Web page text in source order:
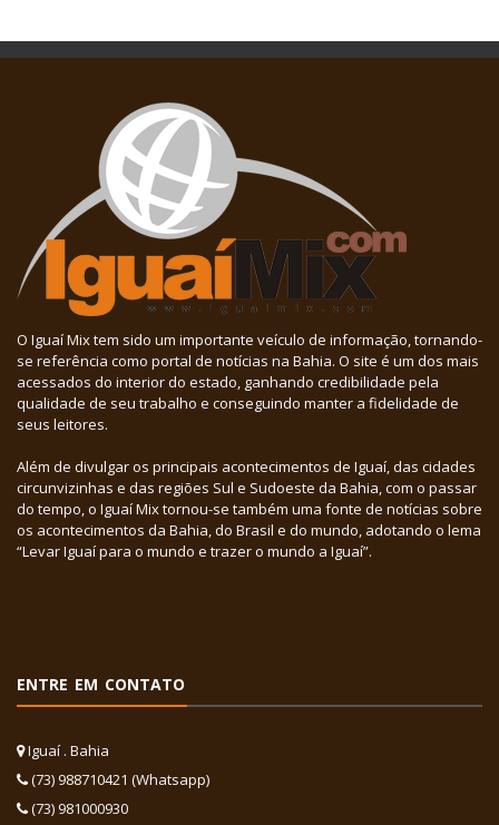
O Iguaí Mix tem sido um importante veículo de informação, tornando-
se referência como portal de notícias na Bahia. O site é um dos mais
acessados do interior do estado, ganhando credibilidade pela
qualidade de seu trabalho e conseguindo manter a fidelidade de
seus leitores.
Além de divulgar os principais acontecimentos de Iguaí, das cidades
circunvizinhas e das regiões Sul e Sudoeste da Bahia, com o passar
do tempo, o Iguaí Mix tornou-se também uma fonte de notícias sobre
os acontecimentos da Bahia, do Brasil e do mundo, adotando o lema
“Levar Iguaí para o mundo e trazer o mundo a Iguaí”.
ENTRE EM CONTATO
Iguaí . Bahia
(73) 988710421 (Whatsapp)
(73) 981000930